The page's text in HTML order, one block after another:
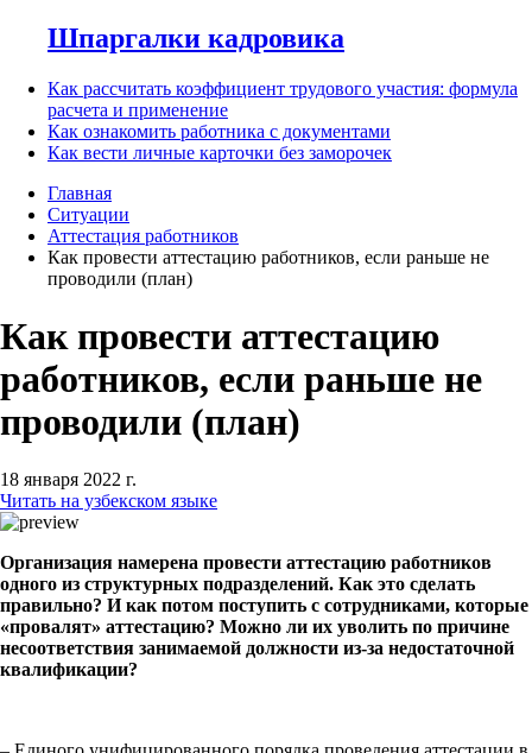
Шпаргалки кадровика
Как рассчитать коэффициент трудового участия: формула
расчета и применение
Как ознакомить работника с документами
Как вести личные карточки без заморочек
Главная
Ситуации
Аттестация работников
Как провести аттестацию работников, если раньше не
проводили (план)
Как провести аттестацию
работников, если раньше не
проводили (план)
18 января 2022 г.
Читать на узбекском языке
Организация намерена провести аттестацию работников
одного из структурных подразделений. Как это сделать
правильно? И как потом поступить с сотрудниками, которые
«провалят» аттестацию? Можно ли их уволить по причине
несоответствия занимаемой должности из-за недостаточной
квалификации?